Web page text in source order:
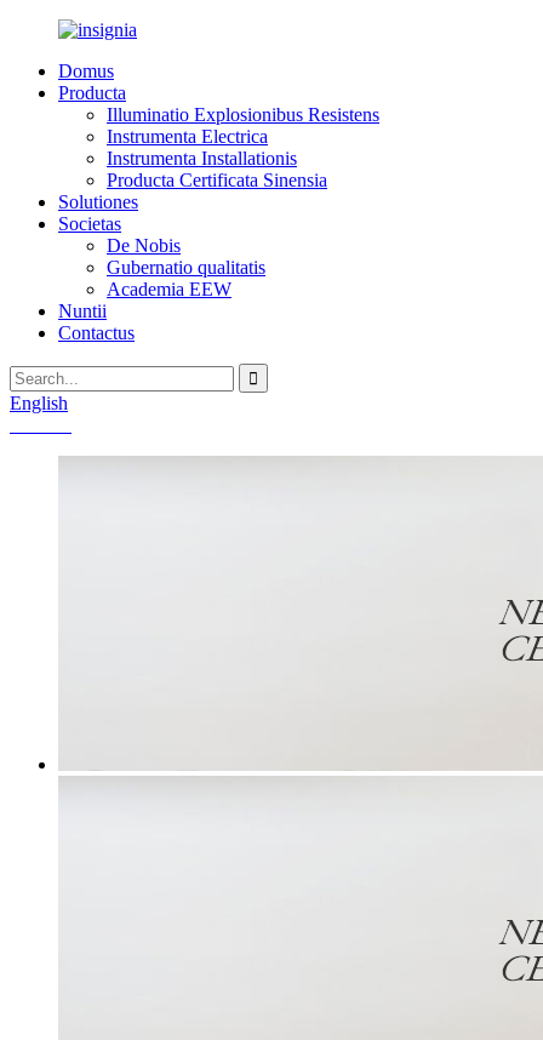
Domus
Producta
Illuminatio Explosionibus Resistens
Instrumenta Electrica
Instrumenta Installationis
Producta Certificata Sinensia
Solutiones
Societas
De Nobis
Gubernatio qualitatis
Academia EEW
Nuntii
Contactus
English